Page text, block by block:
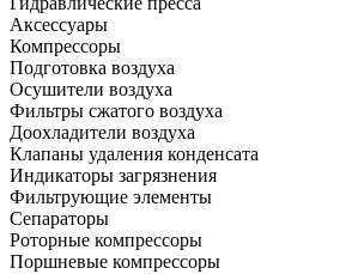
Аксессуары
Компрессоры
Подготовка воздуха
Осушители воздуха
Фильтры сжатого воздуха
Доохладители воздуха
Клапаны удаления конденсата
Индикаторы загрязнения
Фильтрующие элементы
Сепараторы
Роторные компрессоры
Поршневые компрессоры